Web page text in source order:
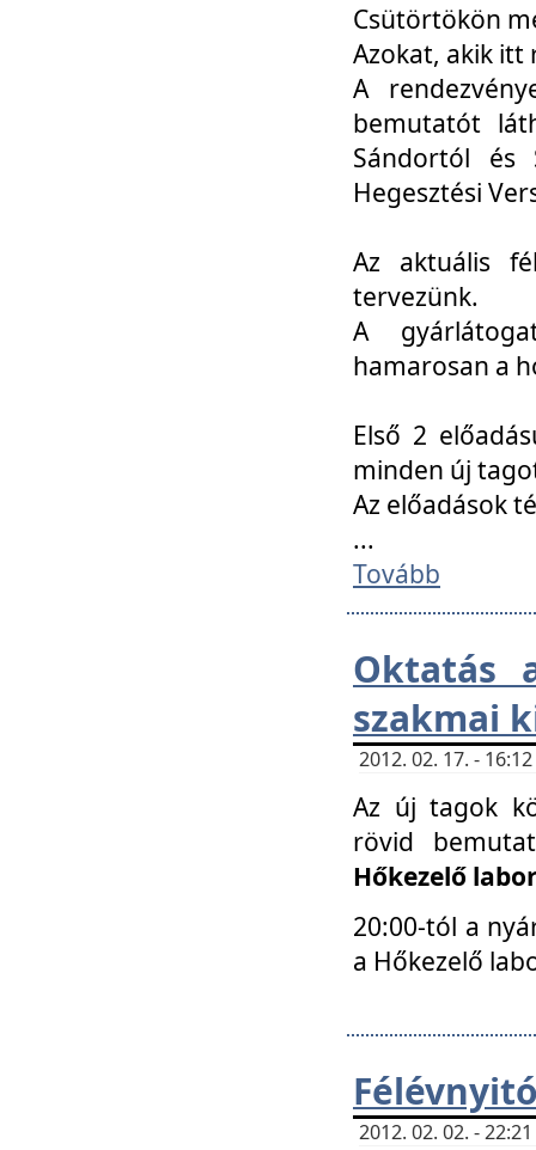
Csütörtökön
Azokat, akik itt
A
bemutatót
Sándortól és
Hegesztési
Az aktuális
tervezünk.
A
hamarosan a
Első 2
minden új
Az előadások
...
Tovább
Oktatás
szakmai
2012. 02. 17. -
Az új tagok
rövid
Hőkezelő
20:00-tól a
a Hőkezelő
2012. 02. 02. -